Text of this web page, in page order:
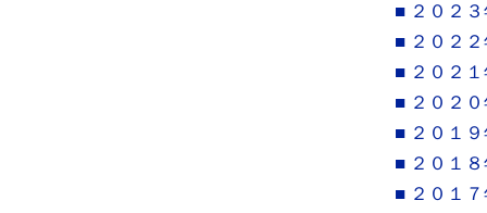
■ ２０２
■ ２０２
■ ２０２
■ ２０２
■ ２０１
■ ２０１
■ ２０１